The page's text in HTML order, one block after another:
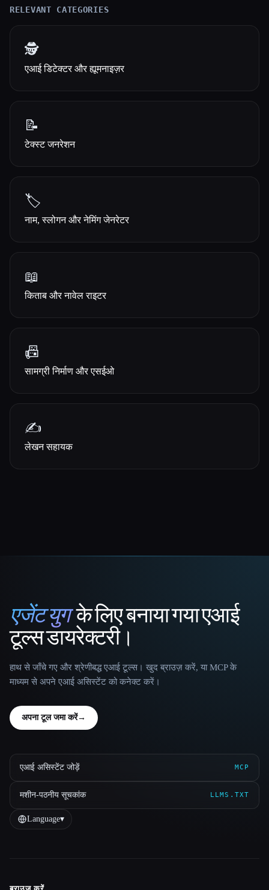
एक-से-कई अनुवादक शामिल हैं।
RELEVANT CATEGORIES
🕵️
एआई डिटेक्टर और ह्यूमनाइज़र
📝
टेक्स्ट जनरेशन
🏷️
नाम, स्लोगन और नेमिंग जेनरेटर
📖
किताब और नावेल राइटर
📠
सामग्री निर्माण और एसईओ
✍️
लेखन सहायक
That AI Collection
एजेंट युगके लिए बनाया गया एआई
टूल्स डायरेक्टरी।
हाथ से जाँचे गए और श्रेणीबद्ध एआई टूल्स। खुद ब्राउज़ करें, या MCP के
माध्यम से अपने एआई असिस्टेंट को कनेक्ट करें।
अपना टूल जमा करें→
एआई असिस्टेंट जोड़ें MCP
मशीन-पठनीय सूचकांक LLMS.TXT
Language▾